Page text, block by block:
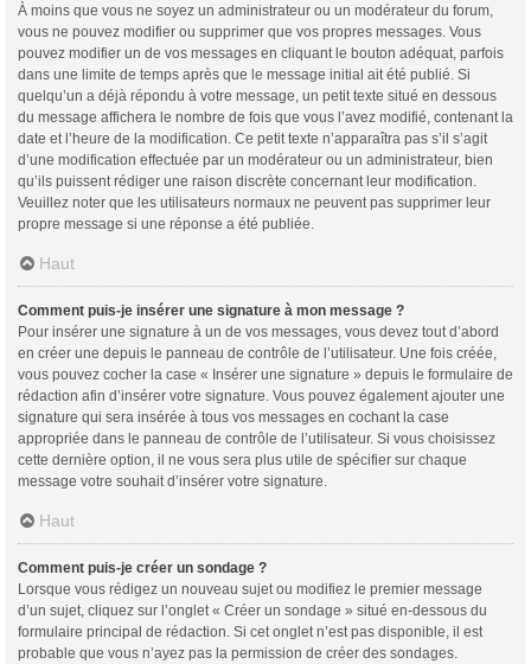
À moins que vous ne soyez un administrateur ou un modérateur du forum,
vous ne pouvez modifier ou supprimer que vos propres messages. Vous
pouvez modifier un de vos messages en cliquant le bouton adéquat, parfois
dans une limite de temps après que le message initial ait été publié. Si
quelqu’un a déjà répondu à votre message, un petit texte situé en dessous
du message affichera le nombre de fois que vous l’avez modifié, contenant la
date et l’heure de la modification. Ce petit texte n’apparaîtra pas s’il s’agit
d’une modification effectuée par un modérateur ou un administrateur, bien
qu’ils puissent rédiger une raison discrète concernant leur modification.
Veuillez noter que les utilisateurs normaux ne peuvent pas supprimer leur
propre message si une réponse a été publiée.
Haut
Comment puis-je insérer une signature à mon message ?
Pour insérer une signature à un de vos messages, vous devez tout d’abord
en créer une depuis le panneau de contrôle de l’utilisateur. Une fois créée,
vous pouvez cocher la case « Insérer une signature » depuis le formulaire de
rédaction afin d’insérer votre signature. Vous pouvez également ajouter une
signature qui sera insérée à tous vos messages en cochant la case
appropriée dans le panneau de contrôle de l’utilisateur. Si vous choisissez
cette dernière option, il ne vous sera plus utile de spécifier sur chaque
message votre souhait d’insérer votre signature.
Haut
Comment puis-je créer un sondage ?
Lorsque vous rédigez un nouveau sujet ou modifiez le premier message
d’un sujet, cliquez sur l’onglet « Créer un sondage » situé en-dessous du
formulaire principal de rédaction. Si cet onglet n’est pas disponible, il est
probable que vous n’ayez pas la permission de créer des sondages.